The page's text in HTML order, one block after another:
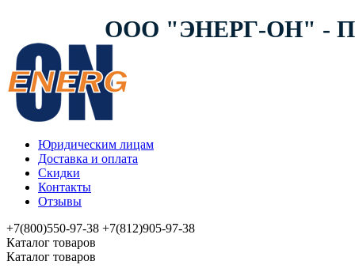
ООО "ЭНЕРГ-ОН" -
Юридическим лицам
Доставка и оплата
Скидки
Контакты
Отзывы
+7(800)550-97-38 +7(812)905-97-38
Каталог товаров
Каталог товаров